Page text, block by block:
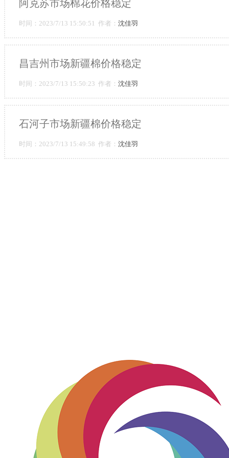
阿克苏市场棉花价格稳定
时间：2023/7/13 15:50:51 作者： 沈佳羽
昌吉州市场新疆棉价格稳定
时间：2023/7/13 15:50:23 作者： 沈佳羽
石河子市场新疆棉价格稳定
时间：2023/7/13 15:49:58 作者： 沈佳羽